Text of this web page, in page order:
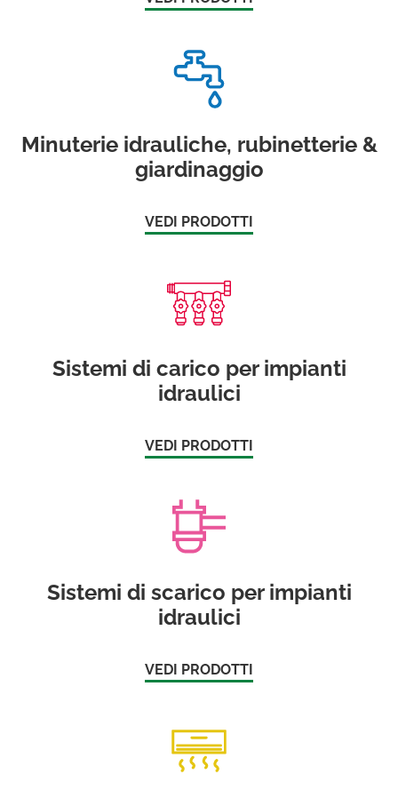
Minuterie idrauliche, rubinetterie &
giardinaggio
VEDI PRODOTTI
Sistemi di carico per impianti
idraulici
VEDI PRODOTTI
Sistemi di scarico per impianti
idraulici
VEDI PRODOTTI